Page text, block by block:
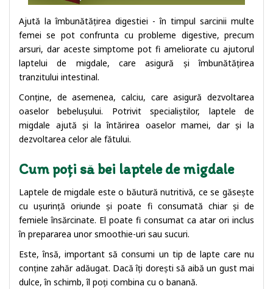
Ajută la îmbunătățirea digestiei - în timpul sarcinii multe
femei se pot confrunta cu probleme digestive, precum
arsuri, dar aceste simptome pot fi ameliorate cu ajutorul
laptelui de migdale, care asigură și îmbunătățirea
tranzitului intestinal.
Conține, de asemenea, calciu, care asigură dezvoltarea
oaselor bebelușului. Potrivit specialiștilor, laptele de
migdale ajută și la întărirea oaselor mamei, dar și la
dezvoltarea celor ale fătului.
Cum poți să bei laptele de migdale
Laptele de migdale este o băutură nutritivă, ce se găsește
cu ușurință oriunde și poate fi consumată chiar și de
femiele însărcinate. El poate fi consumat ca atar ori inclus
în prepararea unor smoothie-uri sau sucuri.
Este, însă, important să consumi un tip de lapte care nu
conține zahăr adăugat. Dacă îți dorești să aibă un gust mai
dulce, în schimb, îl poți combina cu o banană.